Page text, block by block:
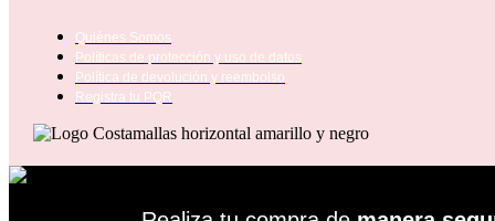
Quiénes Somos
Políticas de protección y uso de datos
Política de devolución y reembolso
Registra tu PQR